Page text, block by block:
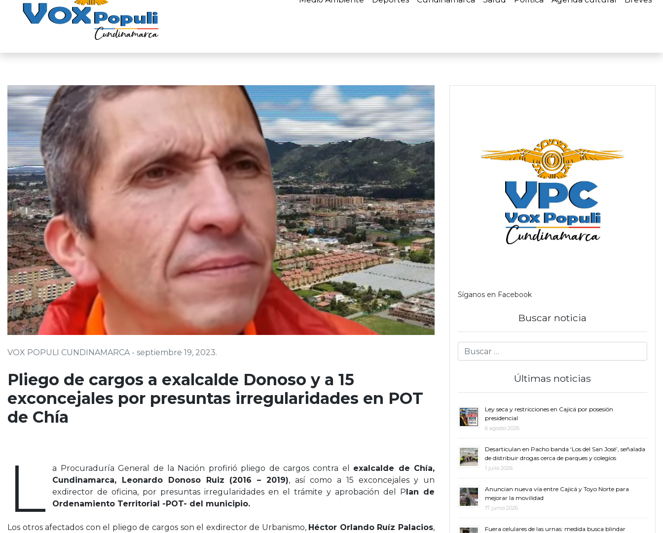
VOX POPULI CUNDINAMARCA - septiembre 19, 2023.
Pliego de cargos a exalcalde Donoso y a 15
exconcejales por presuntas irregularidades en POT
de Chía
L a Procuraduría General de la Nación profirió pliego de cargos contra el exalcalde de Chía,
Cundinamarca, Leonardo Donoso Ruiz (2016 – 2019), así como a 15 exconcejales y un
exdirector de oficina, por presuntas irregularidades en el trámite y aprobación del P lan de
Ordenamiento Territorial -POT- del municipio.
Los otros afectados con el pliego de cargos son el exdirector de Urbanismo, Héctor Orlando Ruíz Palacios,
Síganos en Facebook
Buscar noticia
Últimas noticias
Ley seca y restricciones en Cajicá por posesión
presidencial
6 agosto 2026
Desarticulan en Pacho banda ‘Los del San José’, señalada
de distribuir drogas cerca de parques y colegios
1 julio 2026
Anuncian nueva vía entre Cajicá y Toyo Norte para
mejorar la movilidad
17 junio 2026
Fuera celulares de las urnas: medida busca blindar